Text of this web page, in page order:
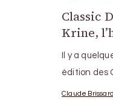
Classic
Krine,
Il y a
édition des
Claude Brissard